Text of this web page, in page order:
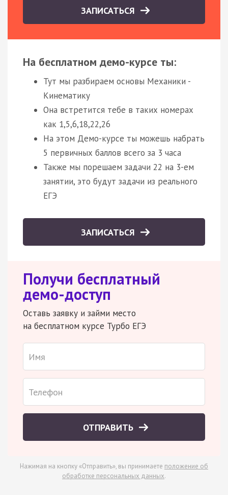
ЗАПИСАТЬСЯ
На бесплатном демо-курсе ты:
Тут мы разбираем основы Механики -
Кинематику
Она встретится тебе в таких номерах
как 1,5,6,18,22,26
На этом Демо-курсе ты можешь набрать
5 первичных баллов всего за 3 часа
Также мы порешаем задачи 22 на 3-ем
занятии, это будут задачи из реального
ЕГЭ
ЗАПИСАТЬСЯ
Получи бесплатный
демо-доступ
Оставь заявку и займи место
на бесплатном курсе Турбо ЕГЭ
ОТПРАВИТЬ
Нажимая на кнопку «Отправить», вы принимаете положение об
обработке персональных данных.